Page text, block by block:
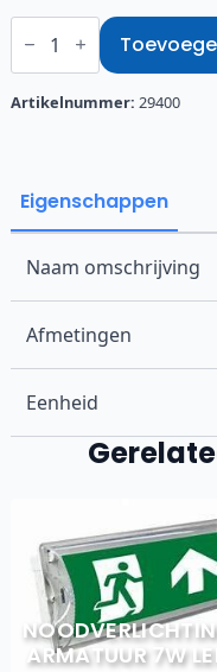
Dienblad
30
Ø
aantal
Artikelnummer: 29400
Eigenschappen
Naam omschrijving
Afmetingen
Eenheid
ARMATUUR 7W